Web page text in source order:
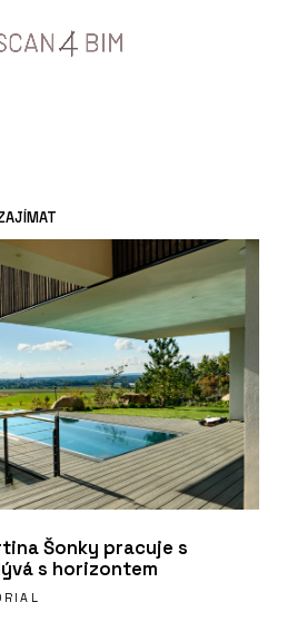
Šonky pracuje s
s horizontem